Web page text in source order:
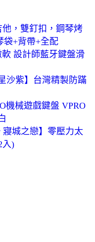
他，雙釘扣，鋼琴烤
袋+背帶+全配
設計師藍牙鍵盤滑
沙紫】台灣精製防蹣
機械遊戲鍵盤 VPRO
寢城之戀】零壓力太
入)